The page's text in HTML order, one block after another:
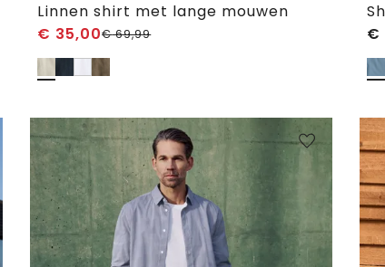
Linnen shirt met lange mouwen
€ 35,00€69,99
€